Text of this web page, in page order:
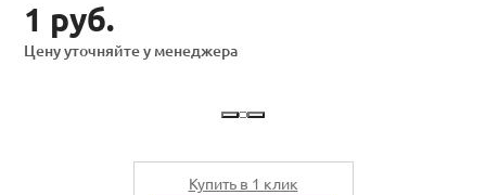
1 руб.
Цену уточняйте у менеджера
Купить в 1 клик